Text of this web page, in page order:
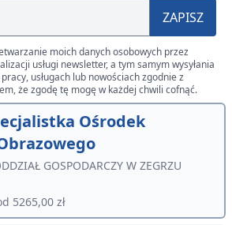
ZAPISZ
moich danych osobowych przez
usługi newsletter, a tym samym wysyłania
usługach lub nowościach zgodnie z
że zgodę tę mogę w każdej chwili cofnąć.
Ośrodek
GOSPODARCZY W ZEGRZU
5265,00 zł